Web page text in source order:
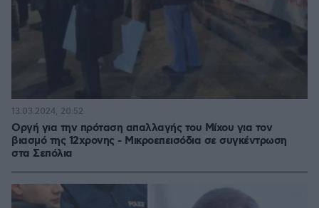
Οργή για την πρόταση απαλλαγής του Μίχου για τον
βιασμό της 12χρονης - Μικροεπεισόδια σε συγκέντρωση
στα Σεπόλια
13.03.2024, 20:52